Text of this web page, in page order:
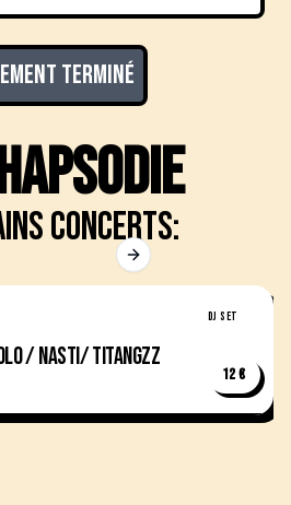
terminé
concerts:
DJ SET
/ NASTI/ TITANGZZ
12 €
slide Next slide